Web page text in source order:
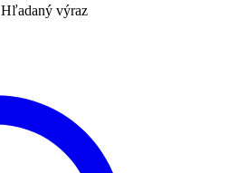
Hľadaný výraz